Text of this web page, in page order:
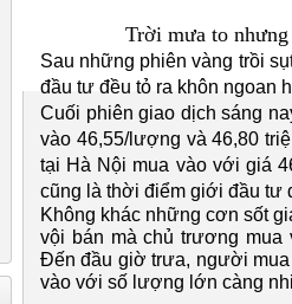
Trời mưa to
Sau những phiên vàng trồi
đầu tư đều tỏ ra khôn ngoan
Cuối phiên giao dịch sáng
vào 46,55/lượng và 46,80
tại Hà Nội mua vào với giá
cũng là thời điểm giới đầu tư
Không khác những cơn sốt
vội bán mà chủ trương
Đến đầu giờ trưa, người mua
vào với số lượng lớn càng